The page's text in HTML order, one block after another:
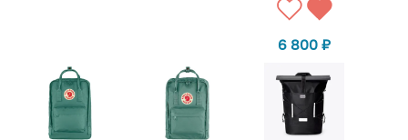
6 800₽